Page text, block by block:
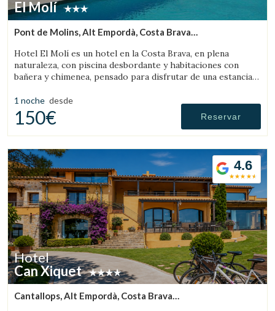
El Molí
Pont de Molins, Alt Empordà, Costa Brava
Hotel El Molí es un hotel en la Costa Brava, en plena
naturaleza, con piscina desbordante y habitaciones con
bañera y chimenea, pensado para disfrutar de una estancia
1 noche desde
150€ Reservar
4.6
Hotel
Can Xiquet
Cantallops, Alt Empordà, Costa Brava